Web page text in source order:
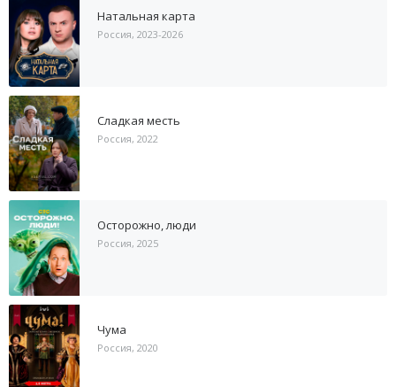
Натальная карта
Россия, 2023-2026
Сладкая месть
Россия, 2022
Осторожно, люди
Россия, 2025
Чума
Россия, 2020